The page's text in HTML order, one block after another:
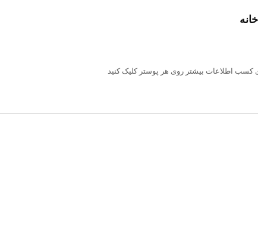
کسب اطلاعات بیشتر روی هر پوستر کلیک کنید